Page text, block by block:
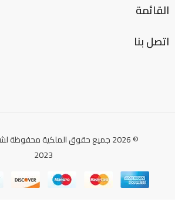
القائمة
اتصل بنا
© 2026 جميع حقوق الملكية محفوظة لشركة
2023